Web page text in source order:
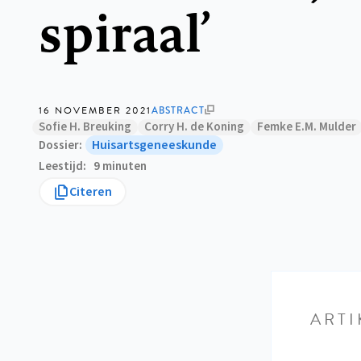
spiraal’
16 NOVEMBER 2021ABSTRACT
Sofie H. Breuking Corry H. de Koning
Femke E.M. Mulder
Dossier
Huisartsgeneeskunde
Leestijd 9 minuten
Citeren